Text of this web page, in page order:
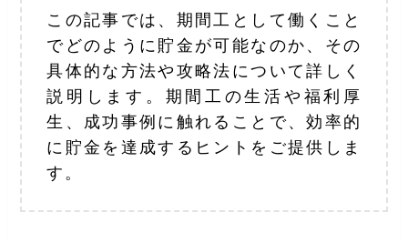
この記事では、期間工として働くこと
でどのように貯金が可能なのか、その
具体的な方法や攻略法について詳しく
説明します。期間工の生活や福利厚
生、成功事例に触れることで、効率的
に貯金を達成するヒントをご提供しま
す。